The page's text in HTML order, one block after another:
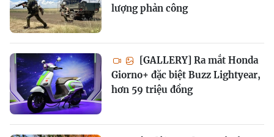
lượng phản công
[GALLERY] Ra mắt Honda
Giorno+ đặc biệt Buzz Lightyear,
hơn 59 triệu đồng